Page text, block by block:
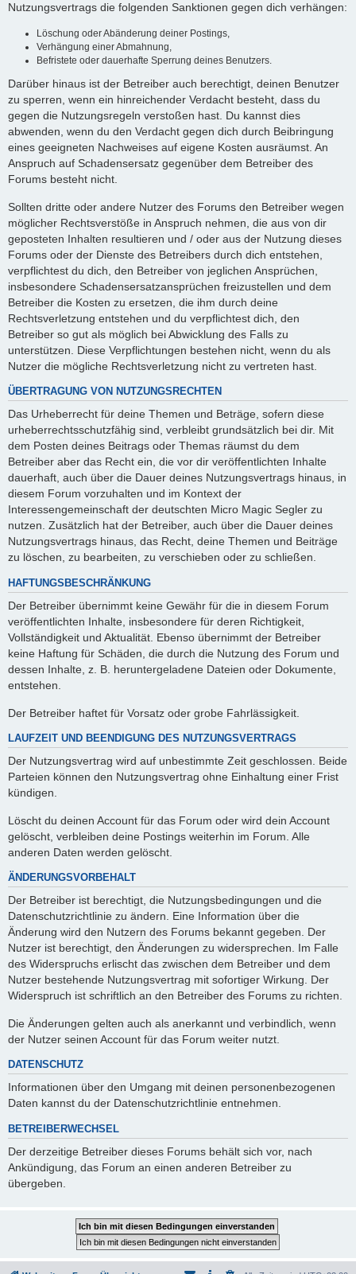
Nutzungsvertrags die folgenden Sanktionen gegen dich verhängen:
Löschung oder Abänderung deiner Postings,
Verhängung einer Abmahnung,
Befristete oder dauerhafte Sperrung deines Benutzers.
Darüber hinaus ist der Betreiber auch berechtigt, deinen Benutzer
zu sperren, wenn ein hinreichender Verdacht besteht, dass du
gegen die Nutzungsregeln verstoßen hast. Du kannst dies
abwenden, wenn du den Verdacht gegen dich durch Beibringung
eines geeigneten Nachweises auf eigene Kosten ausräumst. An
Anspruch auf Schadensersatz gegenüber dem Betreiber des
Forums besteht nicht.
Sollten dritte oder andere Nutzer des Forums den Betreiber wegen
möglicher Rechtsverstöße in Anspruch nehmen, die aus von dir
geposteten Inhalten resultieren und / oder aus der Nutzung dieses
Forums oder der Dienste des Betreibers durch dich entstehen,
verpflichtest du dich, den Betreiber von jeglichen Ansprüchen,
insbesondere Schadensersatzansprüchen freizustellen und dem
Betreiber die Kosten zu ersetzen, die ihm durch deine
Rechtsverletzung entstehen und du verpflichtest dich, den
Betreiber so gut als möglich bei Abwicklung des Falls zu
unterstützen. Diese Verpflichtungen bestehen nicht, wenn du als
Nutzer die mögliche Rechtsverletzung nicht zu vertreten hast.
ÜBERTRAGUNG VON NUTZUNGSRECHTEN
Das Urheberrecht für deine Themen und Beträge, sofern diese
urheberrechtsschutzfähig sind, verbleibt grundsätzlich bei dir. Mit
dem Posten deines Beitrags oder Themas räumst du dem
Betreiber aber das Recht ein, die vor dir veröffentlichten Inhalte
dauerhaft, auch über die Dauer deines Nutzungsvertrags hinaus, in
diesem Forum vorzuhalten und im Kontext der
Interessengemeinschaft der deutschten Micro Magic Segler zu
nutzen. Zusätzlich hat der Betreiber, auch über die Dauer deines
Nutzungsvertrags hinaus, das Recht, deine Themen und Beiträge
zu löschen, zu bearbeiten, zu verschieben oder zu schließen.
HAFTUNGSBESCHRÄNKUNG
Der Betreiber übernimmt keine Gewähr für die in diesem Forum
veröffentlichten Inhalte, insbesondere für deren Richtigkeit,
Vollständigkeit und Aktualität. Ebenso übernimmt der Betreiber
keine Haftung für Schäden, die durch die Nutzung des Forum und
dessen Inhalte, z. B. heruntergeladene Dateien oder Dokumente,
entstehen.
Der Betreiber haftet für Vorsatz oder grobe Fahrlässigkeit.
LAUFZEIT UND BEENDIGUNG DES NUTZUNGSVERTRAGS
Der Nutzungsvertrag wird auf unbestimmte Zeit geschlossen. Beide
Parteien können den Nutzungsvertrag ohne Einhaltung einer Frist
kündigen.
Löscht du deinen Account für das Forum oder wird dein Account
gelöscht, verbleiben deine Postings weiterhin im Forum. Alle
anderen Daten werden gelöscht.
ÄNDERUNGSVORBEHALT
Der Betreiber ist berechtigt, die Nutzungsbedingungen und die
Datenschutzrichtlinie zu ändern. Eine Information über die
Änderung wird den Nutzern des Forums bekannt gegeben. Der
Nutzer ist berechtigt, den Änderungen zu widersprechen. Im Falle
des Widerspruchs erlischt das zwischen dem Betreiber und dem
Nutzer bestehende Nutzungsvertrag mit sofortiger Wirkung. Der
Widerspruch ist schriftlich an den Betreiber des Forums zu richten.
Die Änderungen gelten auch als anerkannt und verbindlich, wenn
der Nutzer seinen Account für das Forum weiter nutzt.
DATENSCHUTZ
Informationen über den Umgang mit deinen personenbezogenen
Daten kannst du der Datenschutzrichtlinie entnehmen.
BETREIBERWECHSEL
Der derzeitige Betreiber dieses Forums behält sich vor, nach
Ankündigung, das Forum an einen anderen Betreiber zu
übergeben.